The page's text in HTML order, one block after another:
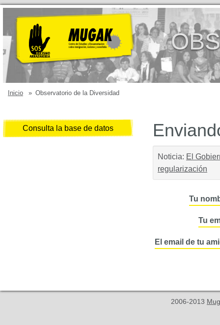
Inicio » Observatorio de la Diversidad
Consulta la base de datos
Noticia: El
regularización
Tu
Tu
El email de tu
2006-2013